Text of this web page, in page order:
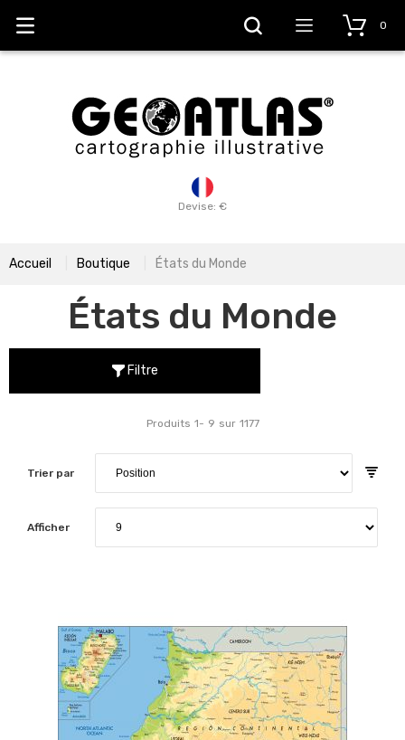
Devise: €
0
Accueil Boutique États du Monde
États du Monde
Filtre
Trier par
Produits 1- 9 sur 1177
Afficher